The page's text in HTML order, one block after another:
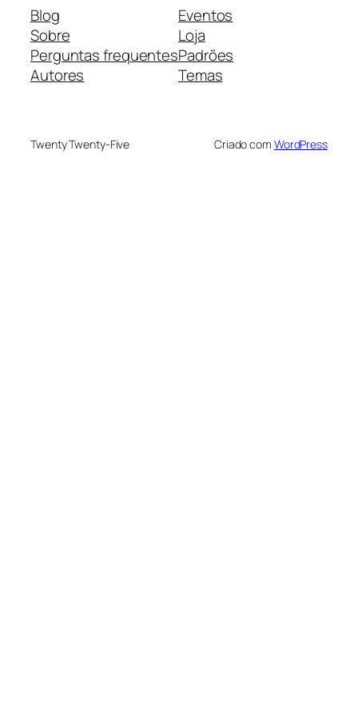
Blog
Sobre
Perguntas frequentes
Autores
Eventos
Loja
Padrões
Temas
Twenty Twenty-Five Criado com WordPress